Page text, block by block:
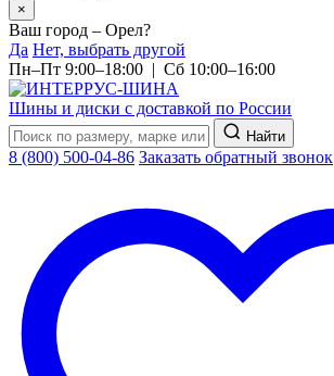
×
Ваш город – Орел?
Да Нет, выбрать другой
Пн–Пт 9:00–18:00 | Сб 10:00–16:00
Шины и диски с доставкой по России
Найти
8 (800) 500-04-86 Заказать обратный звонок